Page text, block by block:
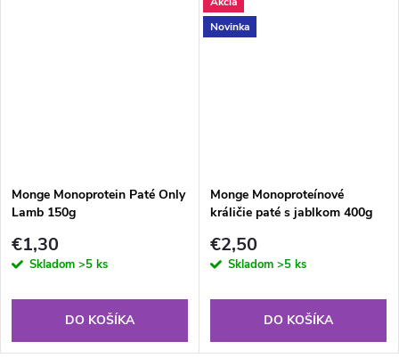
Monge Monoprotein Paté Only
Lamb 150g
€1,30
Skladom >5 ks
DO KOŠÍKA
Novinka
Monge Monoproteínové
králičie paté s jablkom 400g
€2,50
Skladom >5 ks
DO KOŠÍKA